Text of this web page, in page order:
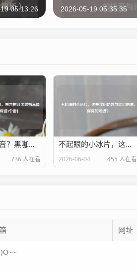
05:13:26 2026-05-19 05:35:35
怕苦星人福音？黑咖奶、东方树叶黑咖奶真能减肥？别踩这3个雷！
736 人在看
不起眼的小冰片，这些作用功效与能治的病，你真的知道？
2026-06-04 455 人在看